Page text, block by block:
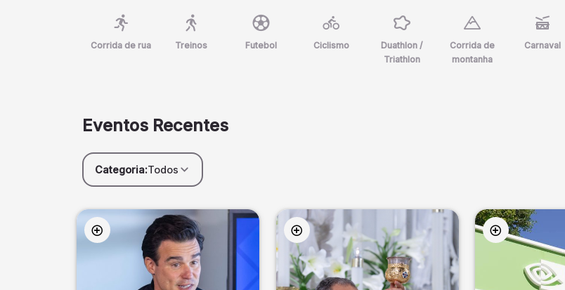
Corrida de rua Treinos Futebol Ciclismo
Duathlon /
Triathlon
Corrida de
montanha
Carnaval
Eventos Recentes
Categoria:Todos